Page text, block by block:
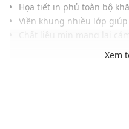
Họa tiết in phủ toàn bộ
Viền khung nhiều lớp
Kích thước linh hoạt giúp
Xem